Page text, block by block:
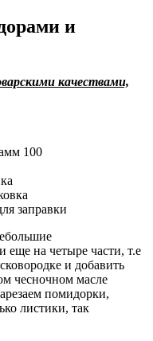
и
качествами,
100
заправки
еще на четыре части, т.е
и добавить
чесночном масле
помидорки,
листики, так